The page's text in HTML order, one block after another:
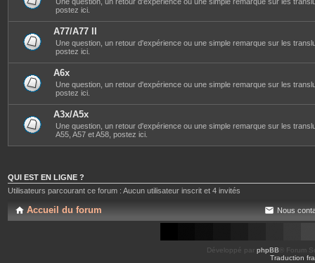
postez ici.
A77/A77 II
Une question, un retour d'expérience ou une simple remarque sur les
postez ici.
A6x
Une question, un retour d'expérience ou une simple remarque sur les
postez ici.
A3x/A5x
Une question, un retour d'expérience ou une simple remarque sur les
A55, A57 et A58, postez ici.
QUI EST EN LIGNE ?
Utilisateurs parcourant ce forum : Aucun utilisateur inscrit et 4 invités
Accueil du forum Nous
Développé par phpBB ® Forum
Traduction